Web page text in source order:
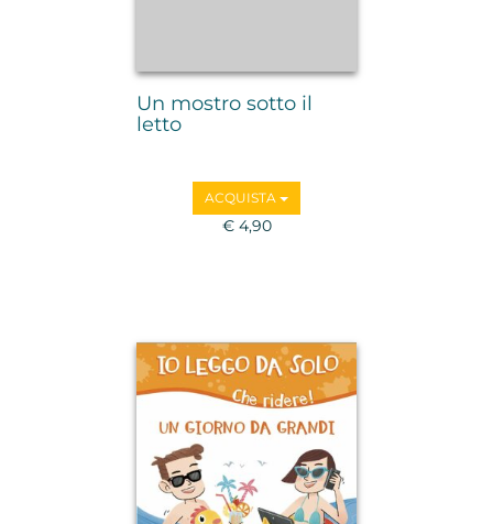
Un mostro sotto il
letto
ACQUISTA
€ 4,90